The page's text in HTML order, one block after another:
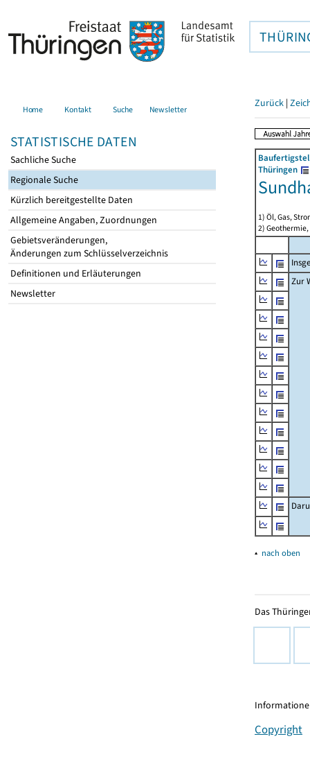
Home Kontakt Suche Newsletter
STATISTISCHE DATEN
Sachliche Suche
Regionale Suche
Kürzlich bereitgestellte Daten
Allgemeine Angaben, Zuordnungen
Gebietsveränderungen,
Änderungen zum Schlüsselverzeichnis
Definitionen und Erläuterungen
Newsletter
Zurück |
Thüringen
1) Öl, Gas,
2)
Zur
▴ nach oben
Das
Copyright